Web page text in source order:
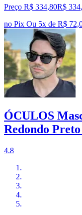
Preço R$ 334,80R$ 334,
no Pix Ou 5x de R$
ÓCULOS
Redondo
4.8